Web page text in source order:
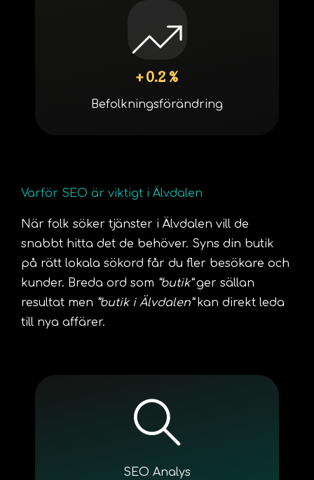
+ 0.2 %
Befolkningsförändring
Varför SEO är viktigt i Älvdalen
När folk söker tjänster i Älvdalen vill de
snabbt hitta det de behöver. Syns din butik
på rätt lokala sökord får du fler besökare och
kunder. Breda ord som ”butik”ger sällan
resultat men ”butik i Älvdalen”kan direkt leda
till nya affärer.
SEO Analys